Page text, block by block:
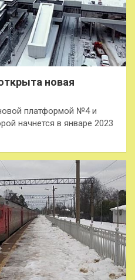
новая
платформой №4 и
начнется в январе 2023